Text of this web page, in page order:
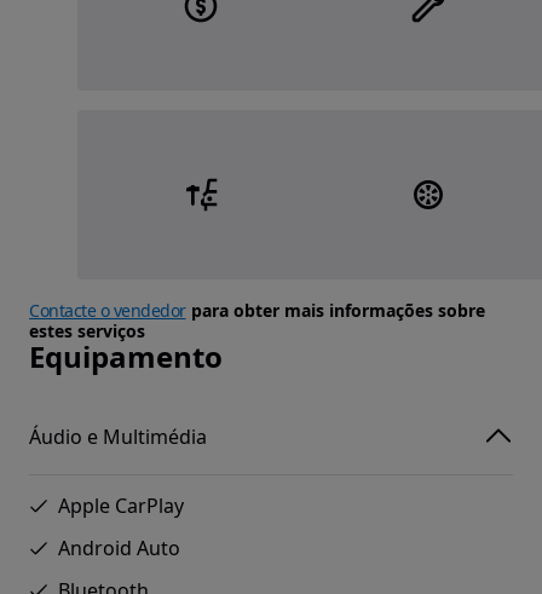
Contacte o vendedorpara obter mais informações sobre
estes serviços
Equipamento
Áudio e Multimédia
Apple CarPlay
Android Auto